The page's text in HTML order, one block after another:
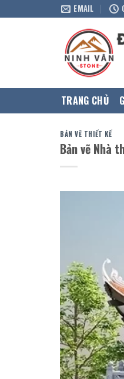
EMAIL
TRANG CHỦ
BẢN VẼ THIẾT KẾ
Bản vẽ Nhà